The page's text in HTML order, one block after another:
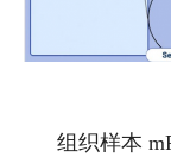
组织样本